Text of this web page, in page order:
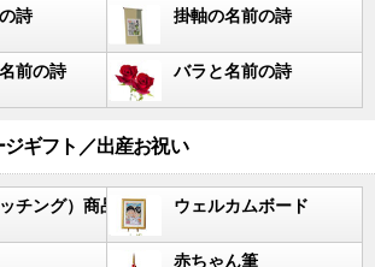
詩 掛軸の名前の詩
前の詩 バラと名前の詩
ギフト／出産お祝い
チング）商品 ウェルカムボード
赤ちゃん筆